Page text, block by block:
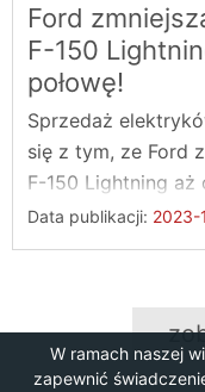
W ramach naszej
zapewnić
Ford
F-150
połowę!
Sprzedaż
się z tym, ze Ford
F-150 Lightning aż
Data publikacji: 2023-